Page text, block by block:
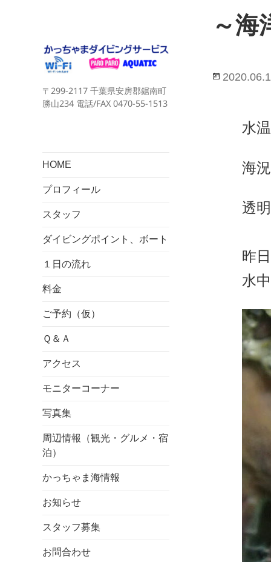
〒299-2117 千葉県安房郡鋸南町
勝山234 電話/FAX 0470-55-1513
HOME
プロフィール
スタッフ
ダイビングポイント、ボート
１日の流れ
料金
ご予約（仮）
Ｑ＆Ａ
アクセス
モニターコーナー
写真集
周辺情報（観光・グルメ・宿
泊）
かっちゃま海情報
お知らせ
スタッフ募集
お問合わせ
～海
投
水
海
透
昨
水